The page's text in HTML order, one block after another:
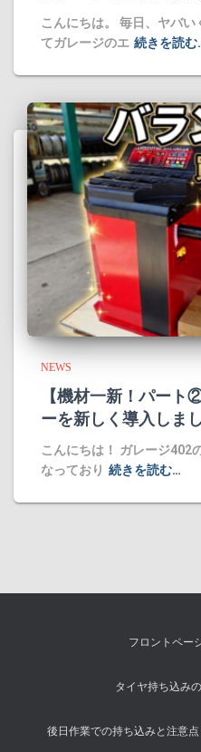
こんにちは。 毎日、ヤバ
てガレージのエ 続きを読む
NEWS
【機材一新！パー
ーを新しく導入しま
こんにちは！ ガレージ402
なっており 続きを読む…
フロントペー
タイヤ持ち込み
後日作業での持ち込みと注意点